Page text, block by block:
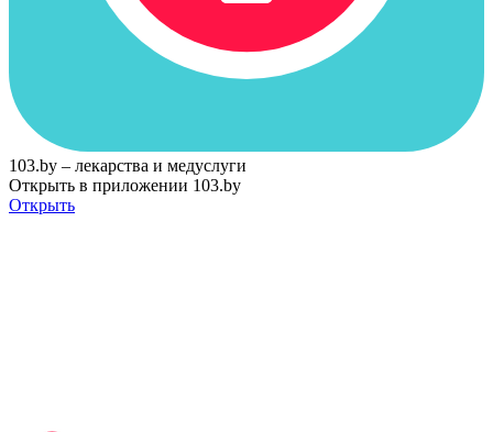
103.by – лекарства и медуслуги
Открыть в приложении 103.by
Открыть